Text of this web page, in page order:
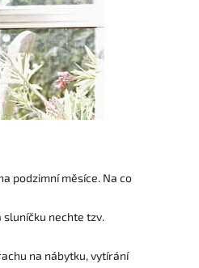
podzimní měsíce. Na co
sluníčku nechte tzv.
na nábytku, vytírání